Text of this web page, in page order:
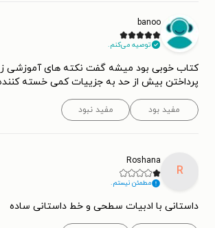
banoo
توصیه می‌کنم.
کتاب خوبی بود میشه گفت نکته های آموزشی
پرداختن بیش از حد به جزییات کمی خسته
مفید بود مفید نبود
R
Roshana
مطمئن نیستم.
داستانی با ادبیات سطحی و خط داستانی ساده